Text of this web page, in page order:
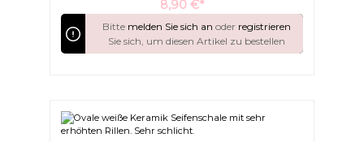
8,90 €*
Bitte melden Sie sich an oder registrieren
Sie sich, um diesen Artikel zu bestellen